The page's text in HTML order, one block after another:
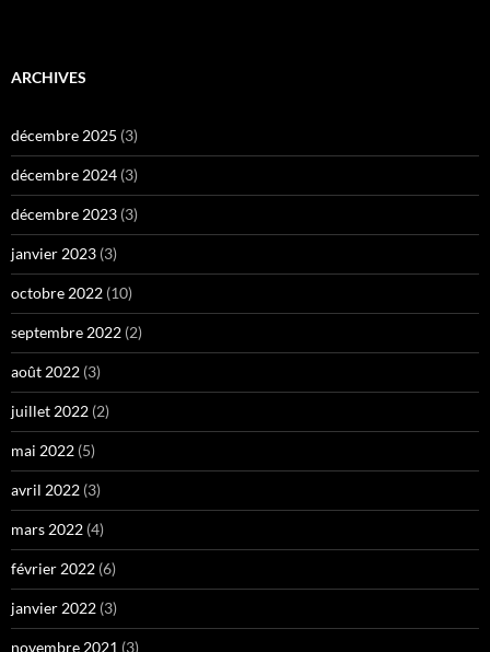
ARCHIVES
décembre 2025 (3)
décembre 2024 (3)
décembre 2023 (3)
janvier 2023 (3)
octobre 2022 (10)
septembre 2022 (2)
août 2022 (3)
juillet 2022 (2)
mai 2022 (5)
avril 2022 (3)
mars 2022 (4)
février 2022 (6)
janvier 2022 (3)
novembre 2021 (3)